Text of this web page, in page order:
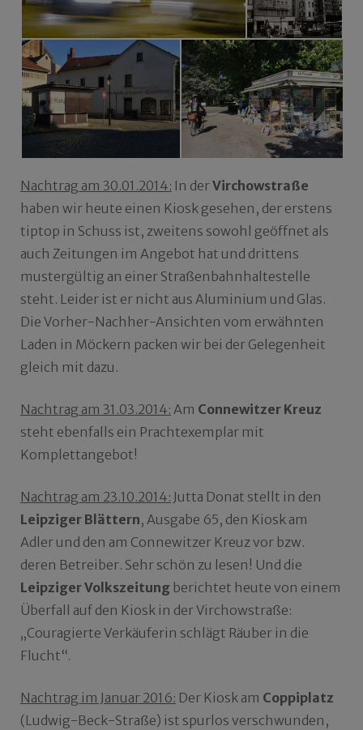
Nachtrag am 30.01.2014: In derVirchowstraße
haben wir heute einen Kiosk gesehen, der erstens
tiptop in Schuss ist, zweitens sowohl geöffnet als
auch Zeitungen im Angebot hat und drittens
mustergültig an einer Straßenbahnhaltestelle
steht. Leider ist er nicht aus Aluminium und Glas.
Die Vorher-Nachher-Ansichten vom erwähnten
Laden in Möckern packen wir bei der Gelegenheit
gleich mit dazu.
Nachtrag am 31.03.2014: Am Connewitzer Kreuz
steht ebenfalls ein Prachtexemplar mit
Komplettangebot!
Nachtrag am 23.10.2014: Jutta Donat stellt in den
Leipziger Blättern, Ausgabe 65, den Kiosk am
Adler und den am Connewitzer Kreuz vor bzw.
deren Betreiber. Sehr schön zu lesen! Und die
Leipziger Volkszeitung berichtet heute von einem
Überfall auf den Kiosk in der Virchowstraße:
„Couragierte Verkäuferin schlägt Räuber in die
Flucht“.
Nachtrag im Januar 2016: Der Kiosk am Coppiplatz
(Ludwig-Beck-Straße) ist spurlos verschwunden,